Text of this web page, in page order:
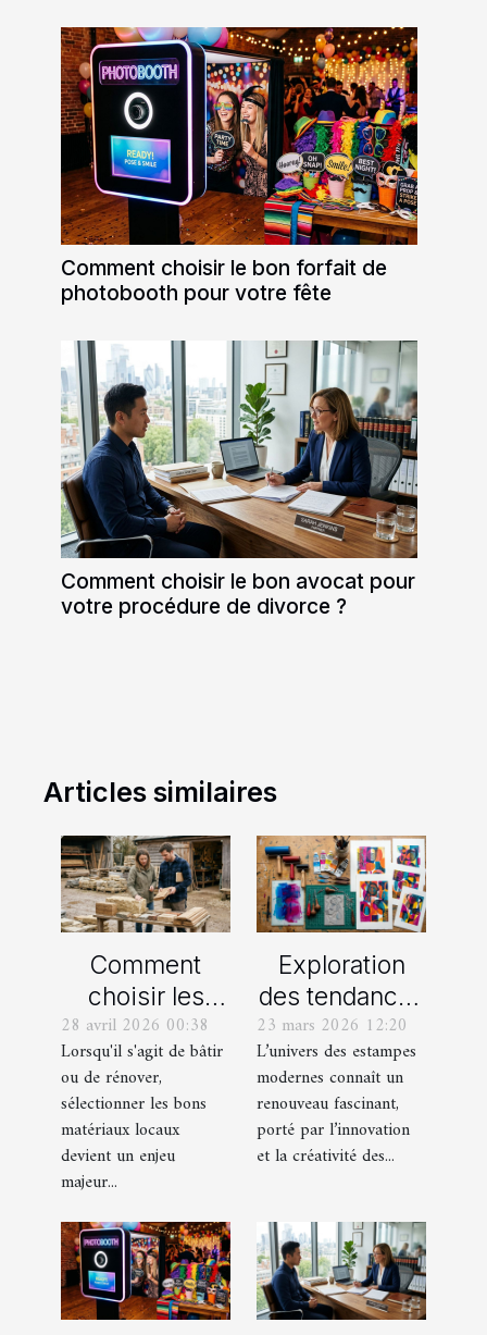
Comment choisir le bon forfait de
photobooth pour votre fête
Comment choisir le bon avocat pour
votre procédure de divorce ?
Articles similaires
Comment
choisir les
meilleurs
matériaux
locaux pour
votre maison ?
28 avril 2026 00:38
Lorsqu'il s'agit de bâtir
ou de rénover,
sélectionner les bons
matériaux locaux
devient un enjeu
majeur...
Exploration
des tendances
actuelles en
estampes
modernes
23 mars 2026 12:20
L’univers des estampes
modernes connaît un
renouveau fascinant,
porté par l’innovation
et la créativité des...